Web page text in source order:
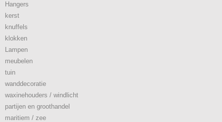
Hangers
kerst
knuffels
klokken
Lampen
meubelen
tuin
wanddecoratie
waxinehouders / windlicht
partijen en groothandel
maritiem / zee